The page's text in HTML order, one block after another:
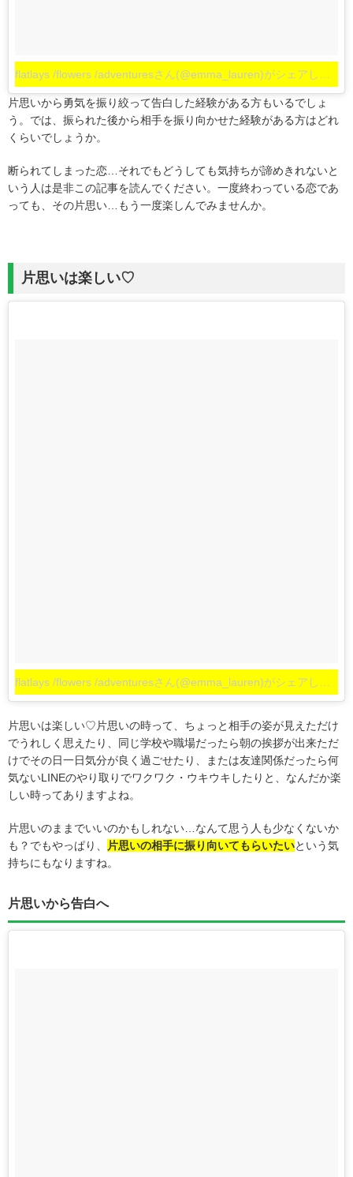
片思いから勇気を振り絞って告白した経験がある方もいるでしょ
う。では、振られた後から相手を振り向かせた経験がある方はどれ
くらいでしょうか。
断られてしまった恋…それでもどうしても気持ちが諦めきれないと
いう人は是非この記事を読んでください。一度終わっている恋であ
っても、その片思い…もう一度楽しんでみませんか。
片思いは楽しい♡
片思いは楽しい♡片思いの時って、ちょっと相手の姿が見えただけ
でうれしく思えたり、同じ学校や職場だったら朝の挨拶が出来ただ
けでその日一日気分が良く過ごせたり、または友達関係だったら何
気ないLINEのやり取りでワクワク・ウキウキしたりと、なんだか楽
しい時ってありますよね。
片思いのままでいいのかもしれない…なんて思う人も少なくないか
も？でもやっぱり、
片思いの相手に振り向いてもらいたいという気
持ちにもなりますね。
片思いから告白へ